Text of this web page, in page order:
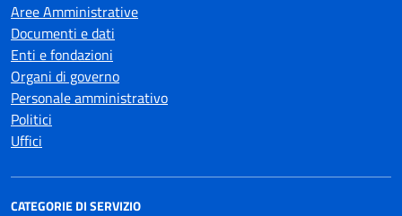
Aree Amministrative
Documenti e dati
Enti e fondazioni
Organi di governo
Personale amministrativo
Politici
Uffici
CATEGORIE DI SERVIZIO